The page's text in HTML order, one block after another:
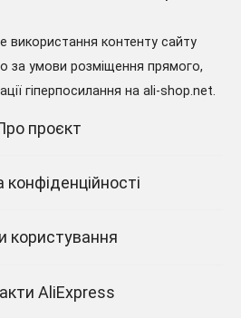
новини ритейлу та
першого профільного
AliExpress
використання контенту сайту
за умови розміщення прямого,
гіперпосилання на ali-shop.net.
проєкт
конфіденційності
користування
AliExpress